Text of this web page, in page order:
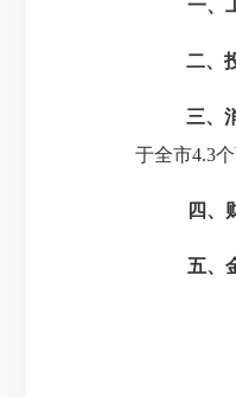
一、
二、
三、
于全市4.3
四、
五、